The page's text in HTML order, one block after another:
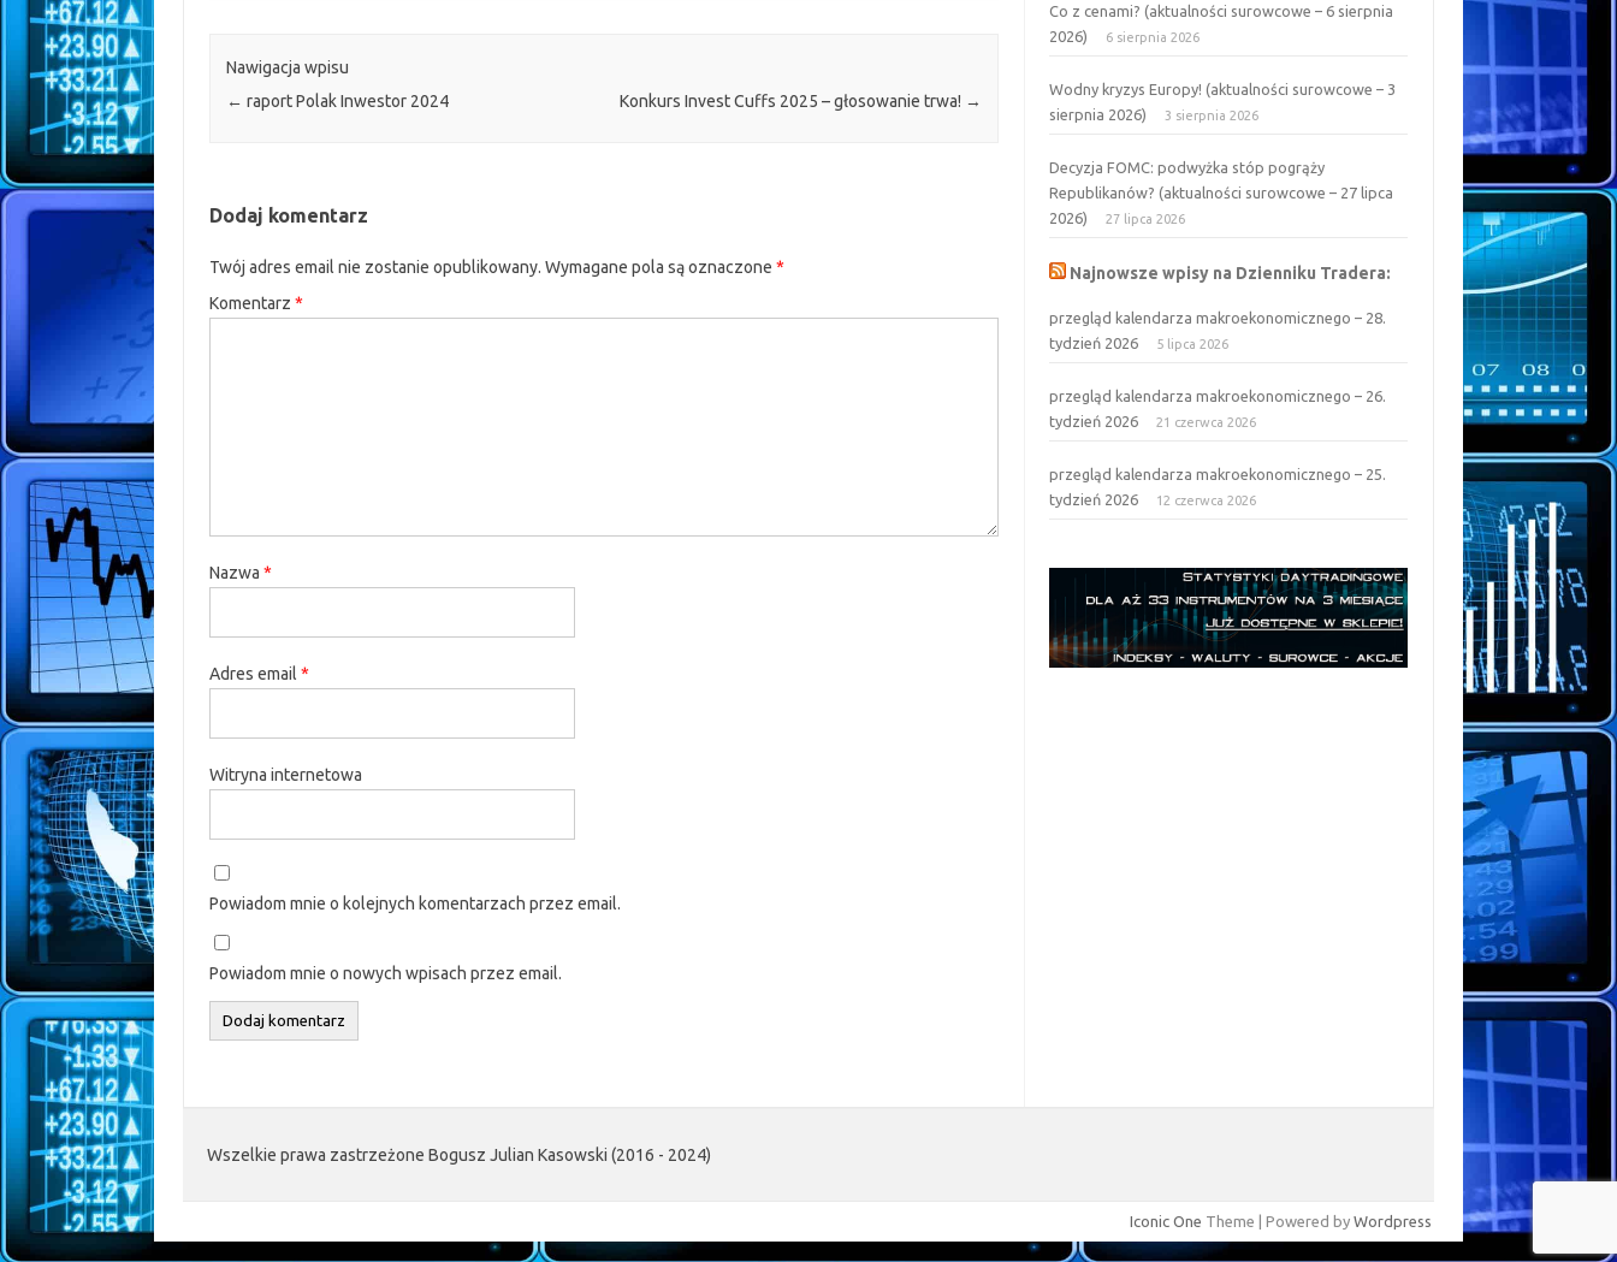
Nawigacja wpisu
← raport Polak Inwestor 2024 Konkurs Invest Cuffs 2025 – głosowanie trwa! →
Dodaj komentarz
Twój adres email nie zostanie opublikowany. Wymagane pola są oznaczone *
Komentarz *
Nazwa *
Adres email *
Witryna internetowa
Powiadom mnie o kolejnych komentarzach przez email.
Powiadom mnie o nowych wpisach przez email.
Co z cenami? (aktualności surowcowe – 6 sierpnia
2026)
6 sierpnia 2026
Wodny kryzys Europy! (aktualności surowcowe – 3
sierpnia 2026)
3 sierpnia 2026
Decyzja FOMC: podwyżka stóp pogrąży
Republikanów? (aktualności surowcowe – 27 lipca
2026)
27 lipca 2026
Najnowsze wpisy na Dzienniku Tradera:
przegląd kalendarza makroekonomicznego – 28.
tydzień 2026
5 lipca 2026
przegląd kalendarza makroekonomicznego – 26.
tydzień 2026
21 czerwca 2026
przegląd kalendarza makroekonomicznego – 25.
tydzień 2026
12 czerwca 2026
Wszelkie prawa zastrzeżone Bogusz Julian Kasowski (2016 - 2024)
Iconic One Theme | Powered by Wordpress